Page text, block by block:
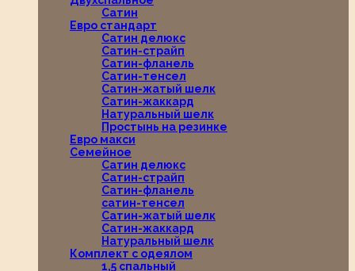
Сатин
Евро стандарт
Сатин делюкс
Сатин-страйп
Сатин-фланель
Сатин-тенсел
Сатин-жатый шелк
Сатин-жаккард
Натуральный шелк
Простынь на резинке
Евро макси
Семейное
Сатин делюкс
Сатин-страйп
Сатин-фланель
сатин-тенсел
Сатин-жатый шелк
Сатин-жаккард
Натуральный шелк
Комплект с одеялом
1,5 спальный